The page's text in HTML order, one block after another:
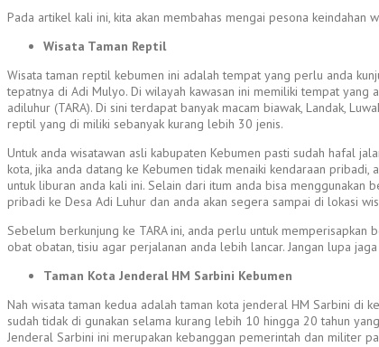
Pada artikel kali ini, kita akan membahas mengai pesona keindahan
Wisata Taman Reptil
Wisata taman reptil kebumen ini adalah tempat yang perlu anda
tepatnya di Adi Mulyo. Di wilayah kawasan ini memiliki tempat
adiluhur (TARA). Di sini terdapat banyak macam biawak, Landak,
reptil yang di miliki sebanyak kurang lebih 30 jenis.
Untuk anda wisatawan asli kabupaten Kebumen pasti sudah hafal
kota, jika anda datang ke Kebumen tidak menaiki kendaraan
untuk liburan anda kali ini. Selain dari itum anda bisa
pribadi ke Desa Adi Luhur dan anda akan segera sampai di lokasi
Sebelum berkunjung ke TARA ini, anda perlu untuk
obat obatan, tisiu agar perjalanan anda lebih lancar. Jangan lupa
Taman Kota Jenderal HM Sarbini Kebumen
Nah wisata taman kedua adalah taman kota jenderal HM Sarbini di
sudah tidak di gunakan selama kurang lebih 10 hingga 20 tahun
Jenderal Sarbini ini merupakan kebanggan pemerintah dan militer